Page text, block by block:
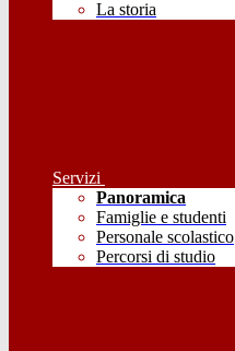
La storia
Servizi
Panoramica
Famiglie e studenti
Personale scolastico
Percorsi di studio